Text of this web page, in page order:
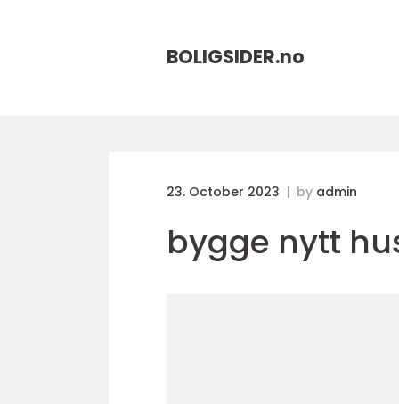
BOLIGSIDER.no
23. October 2023 by admin
bygge nytt